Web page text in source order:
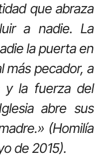
que abraza
a nadie. La
la puerta en
más pecador, a
y la fuerza del
abre sus
(Homilía
de 2015).